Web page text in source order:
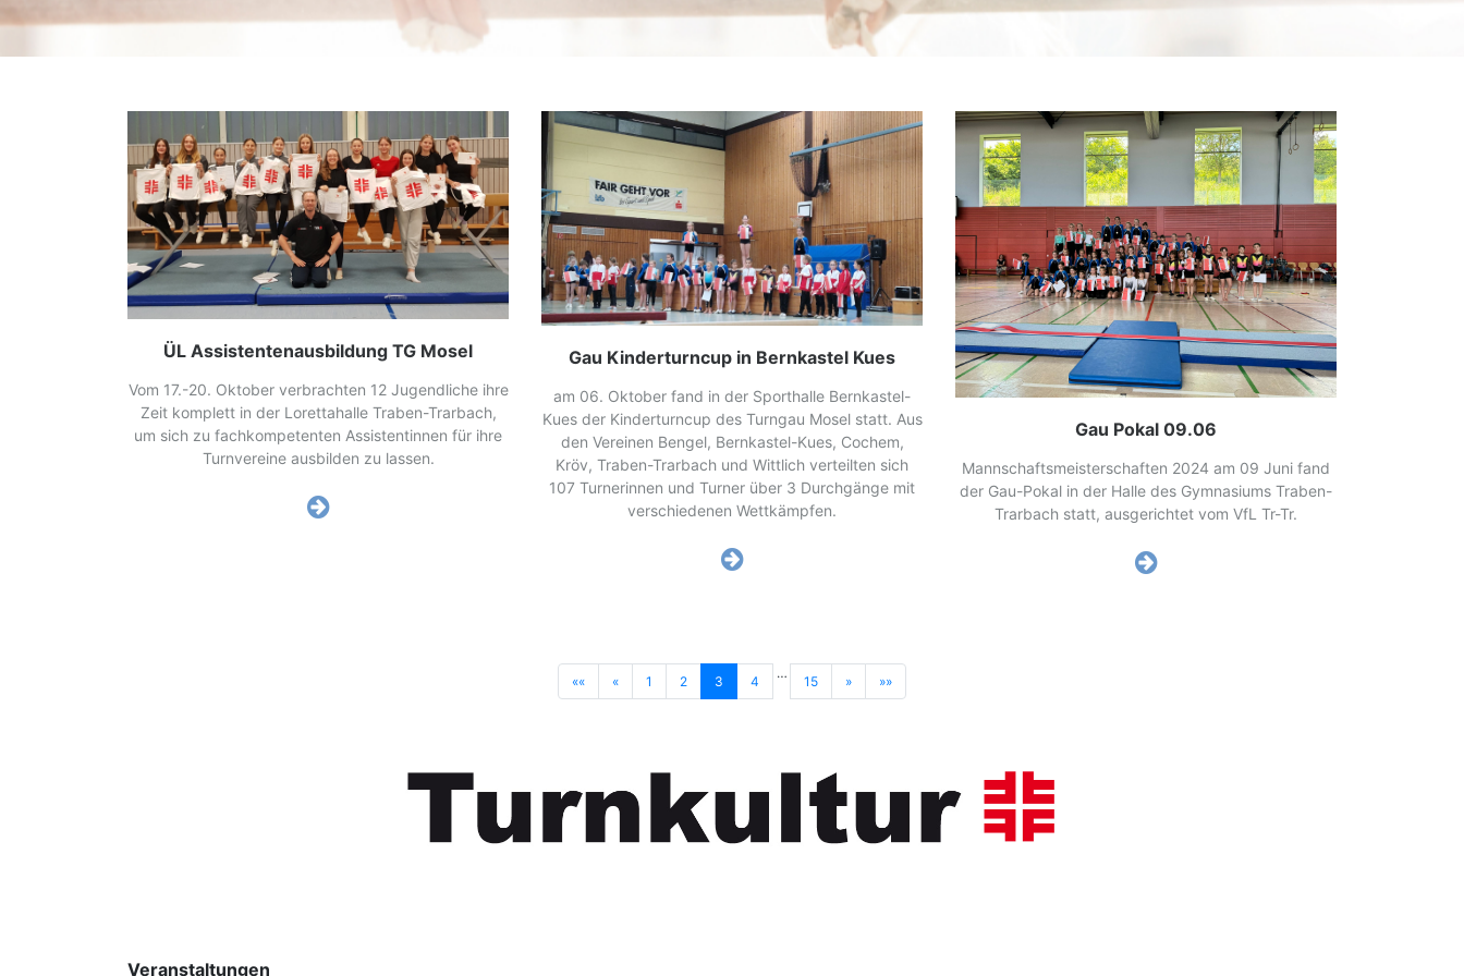
ÜL Assistentenausbildung TG Mosel
Vom 17.-20. Oktober verbrachten 12 Jugendliche ihre
Zeit komplett in der Lorettahalle Traben-Trarbach,
um sich zu fachkompetenten Assistentinnen für ihre
Turnvereine ausbilden zu lassen.
Gau Kinderturncup in Bernkastel Kues
am 06. Oktober fand in der Sporthalle Bernkastel-
Kues der Kinderturncup des Turngau Mosel statt. Aus
den Vereinen Bengel, Bernkastel-Kues, Cochem,
Kröv, Traben-Trarbach und Wittlich verteilten sich
107 Turnerinnen und Turner über 3 Durchgänge mit
verschiedenen Wettkämpfen.
Gau Pokal 09.06
Mannschaftsmeisterschaften 2024 am 09 Juni fand
der Gau-Pokal in der Halle des Gymnasiums Traben-
Trarbach statt, ausgerichtet vom VfL Tr-Tr.
«« « 1 2 3 4
…
15 » »»
Veranstaltungen